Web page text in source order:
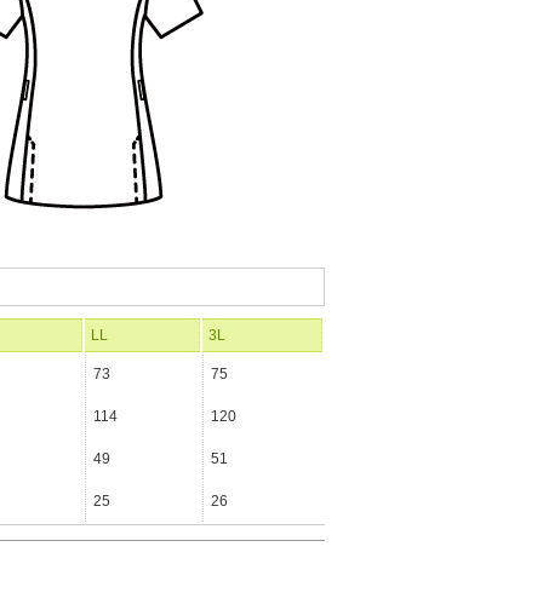
LL 3L
73 75
114 120
49 51
25 26